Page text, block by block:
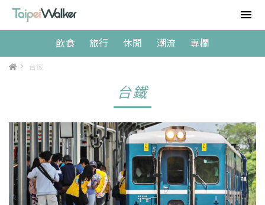
飲食 旅行 休閒 潮流 專欄
> 台鐵
台鐵